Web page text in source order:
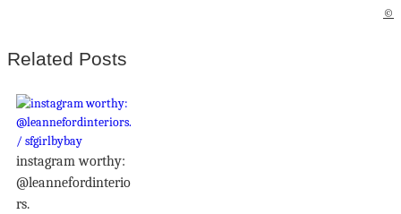
©
Related Posts
instagram worthy:
@leannefordinterio
rs.